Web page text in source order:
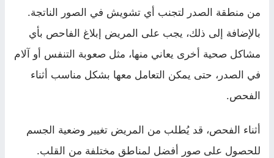
من منطقة الصدر لتجنب أي تشويش في الصور الناتجة.
بالإضافة إلى ذلك، يجب على المريض إبلاغ الفاحص بأي
مشاكل صحية أخرى يعاني منها، مثل صعوبة التنفس أو آلام
في الصدر، حتى يمكن التعامل معها بشكل مناسب أثناء
الفحص.
أثناء الفحص، قد يُطلب من المريض تغيير وضعية الجسم
للحصول على صور أفضل لمناطق مختلفة من القلب.